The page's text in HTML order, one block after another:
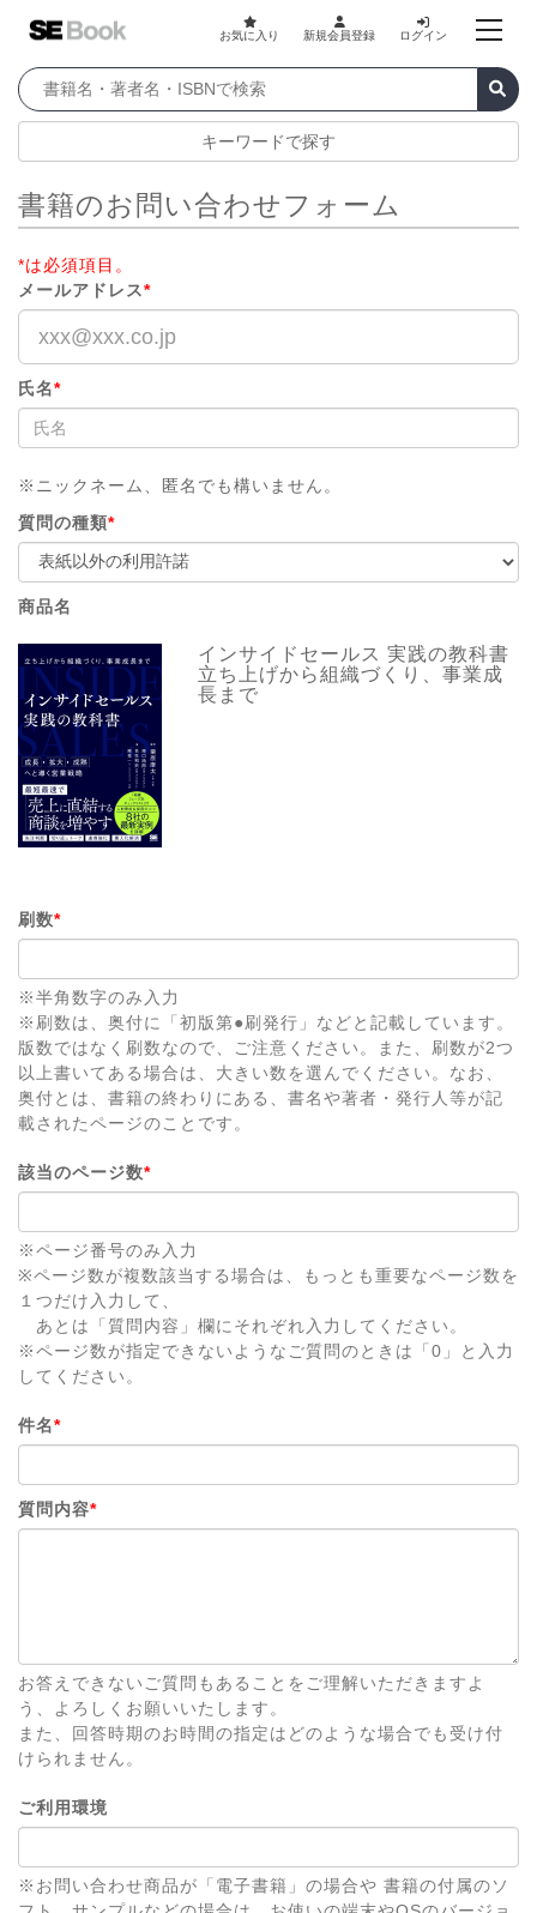
お気に入り 新規会員登録 ログイン
キーワードで探す
書籍のお問い合わせフォーム
*は必須項目。
メールアドレス*
氏名*
※ニックネーム、匿名でも構いません。
質問の種類*
商品名
インサイドセールス 実践の教科書
立ち上げから組織づくり、事業成
長まで
刷数*
※半角数字のみ入力
※刷数は、奥付に「初版第●刷発行」などと記載しています。
版数ではなく刷数なので、ご注意ください。また、刷数が2つ
以上書いてある場合は、大きい数を選んでください。なお、
奥付とは、書籍の終わりにある、書名や著者・発行人等が記
載されたページのことです。
該当のページ数*
※ページ番号のみ入力
※ページ数が複数該当する場合は、もっとも重要なページ数を
１つだけ入力して、
あとは「質問内容」欄にそれぞれ入力してください。
※ページ数が指定できないようなご質問のときは「0」と入力
してください。
件名*
質問内容*
お答えできないご質問もあることをご理解いただきますよ
う、よろしくお願いいたします。
また、回答時期のお時間の指定はどのような場合でも受け付
けられません。
ご利用環境
※お問い合わせ商品が「電子書籍」の場合や 書籍の付属のソ